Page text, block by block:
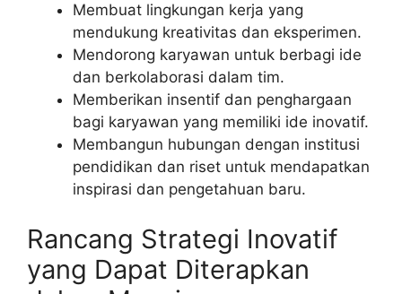
Membuat lingkungan kerja yang
mendukung kreativitas dan eksperimen.
Mendorong karyawan untuk berbagi ide
dan berkolaborasi dalam tim.
Memberikan insentif dan penghargaan
bagi karyawan yang memiliki ide inovatif.
Membangun hubungan dengan institusi
pendidikan dan riset untuk mendapatkan
inspirasi dan pengetahuan baru.
Rancang Strategi Inovatif
yang Dapat Diterapkan